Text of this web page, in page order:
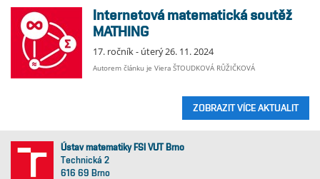
Internetová matematická soutěž
MATHING
17. ročník - úterý 26. 11. 2024
Autorem článku je Viera ŠTOUDKOVÁ RŮŽIČKOVÁ
ZOBRAZIT VÍCE AKTUALIT
Ústav matematiky FSI VUT Brno
Technická 2
616 69 Brno